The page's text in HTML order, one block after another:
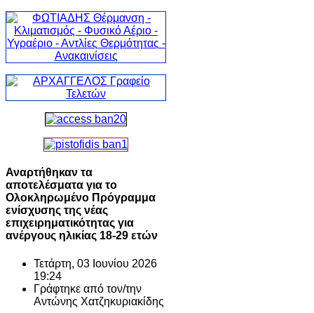
Αναρτήθηκαν τα
αποτελέσματα για το
Ολοκληρωμένο Πρόγραμμα
ενίσχυσης της νέας
επιχειρηματικότητας για
ανέργους ηλικίας 18-29 ετών
Τετάρτη, 03 Ιουνίου 2026
19:24
Γράφτηκε από τον/την
Αντώνης Χατζηκυριακίδης